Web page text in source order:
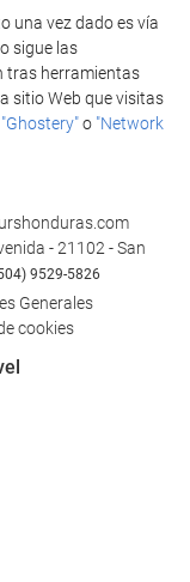
una vez dado es vía
sigue las
tras herramientas
sitio Web que visitas
"Ghostery"o "Network
- 21102 - San
9529-5826
Generales
cookies